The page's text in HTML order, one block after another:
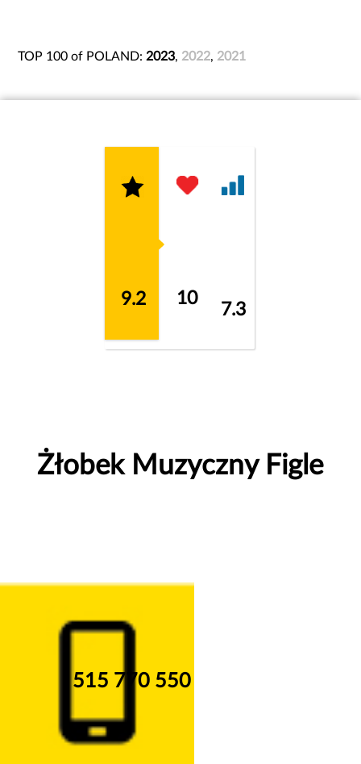
TOP 100 of POLAND: 2023, 2022, 2021
9.2 10
7.3
Żłobek Muzyczny Figle
515 770 550